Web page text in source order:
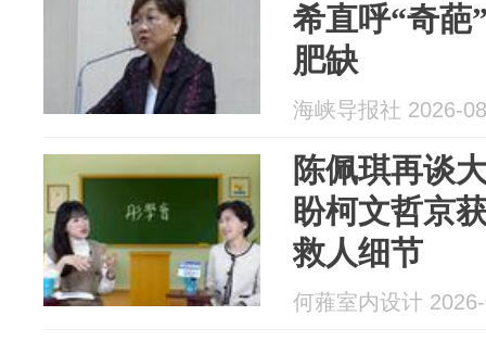
希直呼“奇葩
肥缺
海峡导报社 2026-
陈佩琪再谈
盼柯文哲京
救人细节
何蕥室内设计